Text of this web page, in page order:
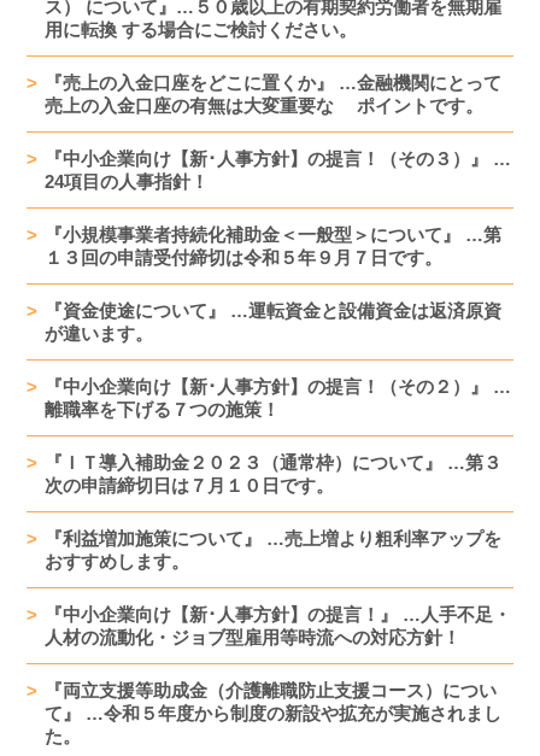
ス） について』…５０歳以上の有期契約労働者を無期雇
用に転換 する場合にご検討ください。
『売上の入金口座をどこに置くか』 …金融機関にとって
売上の入金口座の有無は大変重要な ポイントです。
『中小企業向け【新･人事方針】の提言！（その３）』 …
24項目の人事指針！
『小規模事業者持続化補助金＜一般型＞について』 …第
１３回の申請受付締切は令和５年９月７日です。
『資金使途について』 …運転資金と設備資金は返済原資
が違います。
『中小企業向け【新･人事方針】の提言！（その２）』 …
離職率を下げる７つの施策！
『ＩＴ導入補助金２０２３（通常枠）について』 …第３
次の申請締切日は７月１０日です。
『利益増加施策について』 …売上増より粗利率アップを
おすすめします。
『中小企業向け【新･人事方針】の提言！』 …人手不足・
人材の流動化・ジョブ型雇用等時流への対応方針！
『両立支援等助成金（介護離職防止支援コース）につい
て』 …令和５年度から制度の新設や拡充が実施されまし
た。